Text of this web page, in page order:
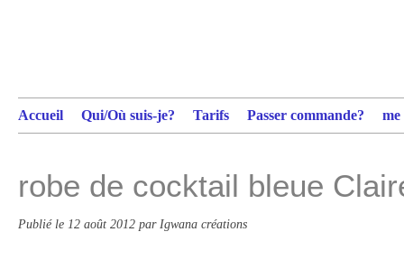
Accueil Qui/Où suis-je? Tarifs Passer commande?
robe de cocktail bleue
Publié le 12 août 2012 par Igwana créations